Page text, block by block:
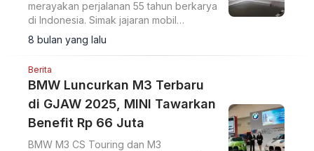
merayakan perjalanan 55 tahun berkarya
di Indonesia. Simak jajaran mobil
andalannya, termasuk Destinator Car of
The Year 2025.
8 bulan yang lalu
Berita
BMW Luncurkan M3 Terbaru
di GJAW 2025, MINI Tawarkan
Benefit Rp 66 Juta
BMW M3 CS Touring dan M3